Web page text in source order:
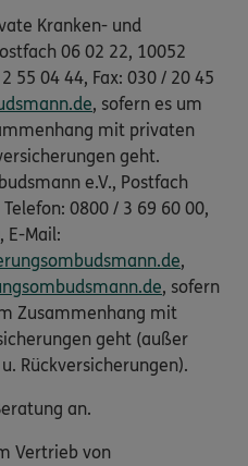
Kranken- und
06 02 22, 10052
55 04 44, Fax: 030 / 20 45
, sofern es um
mit privaten
geht.
e.V., Postfach
0800 / 3 69 60 00,
E-Mail:
,
, sofern
Zusammenhang mit
geht (außer
Rückversicherungen).
an.
Vertrieb von